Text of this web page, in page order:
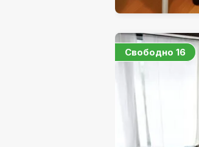
Свободно 16